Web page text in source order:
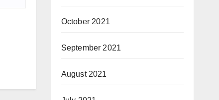
October 2021
September 2021
August 2021